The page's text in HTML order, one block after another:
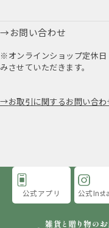
お問い合わせ
※オンラインショップ定休
みさせていただきます。
お取引に関するお問い合わ
公式アプリ 公式